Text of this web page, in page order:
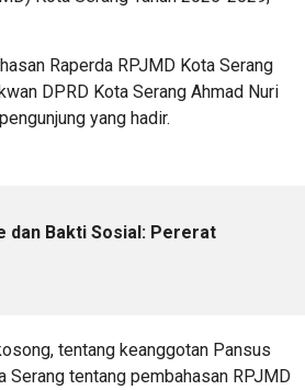
Raperda RPJMD Kota Serang
DPRD Kota Serang Ahmad Nuri
yang hadir.
dan Bakti Sosial: Pererat
tentang keanggotan Pansus
Serang tentang pembahasan RPJMD